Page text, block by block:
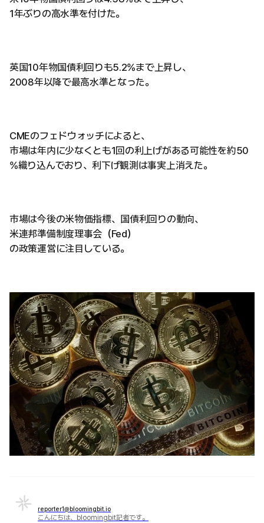
1年ぶりの高水準を付けた。
英国10年物国債利回りも5.2%まで上昇し、
2008年以降で最高水準となった。
CMEのフェドウォッチによると、
市場は年内に少なくとも1回の利上げがある可能性を約50
%織り込んでおり、利下げ観測は事実上消えた。
市場は今後の米物価指標、国債利回りの動向、
米連邦準備制度理事会（Fed）
の政策運営に注目している。
reporter1@bloomingbit.io
こんにちは、bloomingbit記者です。